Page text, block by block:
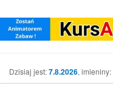
Dzisiaj jest:7.8.2026, imieniny: